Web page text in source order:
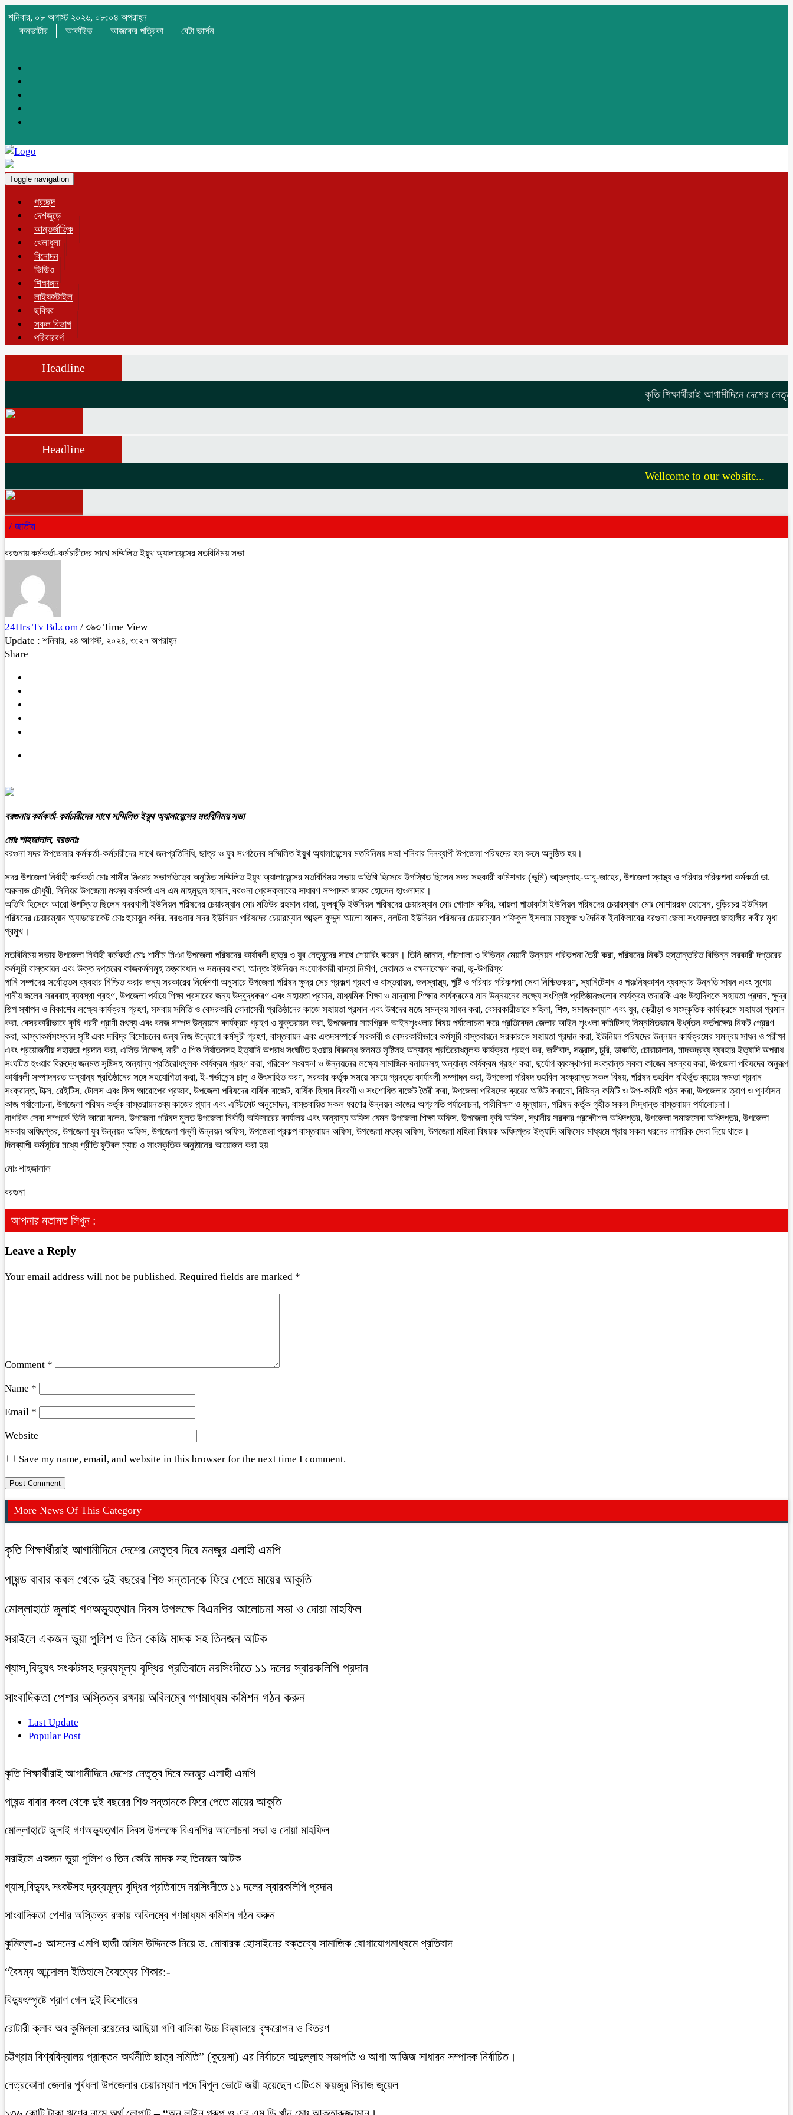
শনিবার, ০৮ অগাস্ট ২০২৬, ০৮:০৪ অপরাহ্ন
কনভার্টার
আর্কাইভ আজকের পত্রিকা বেটা ভার্সন
Toggle navigation
প্রচ্ছদ
দেশজুড়ে
আন্তর্জাতিক
খেলাধুলা
বিনোদন
ভিডিও
শিক্ষাঙ্গন
লাইফস্টাইল
ছবিঘর
সকল বিভাগ
পরিবারবর্গ
Headline
কৃতি শিক্ষার্থীরাই আগামীদিনে দেশের নেতৃত্ব
Headline
Wellcome to our website...
/ জাতীয়
বরগুনায় কর্মকর্তা-কর্মচারীদের সাথে সম্মিলিত ইয়ুথ অ্যালায়েন্সের মতবিনিময় সভা
24Hrs Tv Bd.com / ৩৯৩ Time View
Update : শনিবার, ২৪ আগস্ট, ২০২৪, ৩:২৭ অপরাহ্ন
Share
বরগুনায় কর্মকর্তা-কর্মচারীদের সাথে সম্মিলিত ইয়ুথ অ্যালায়েন্সের মতবিনিময় সভা
মোঃ শাহজালাল, বরগুনাঃ
বরগুনা সদর উপজেলার কর্মকর্তা-কর্মচারীদের সাথে জনপ্রতিনিধি, ছাত্র ও যুব সংগঠনের সম্মিলিত ইয়ুথ অ্যালায়েন্সের মতবিনিময় সভা শনিবার দিনব্যাপী উপজেলা পরিষদের হল রুমে অনুষ্ঠিত হয়।
সদর উপজেলা নির্বাহী কর্মকর্তা মোঃ শামীম মিঞার সভাপতিত্বে অনুষ্ঠিত সম্মিলিত ইয়ুথ অ্যালায়েন্সের মতবিনিময় সভায় অতিথি হিসেবে উপস্থিত ছিলেন সদর সহকারী কমিশনার (ভূমি) আব্দুল্লাহ-আবু-জাহের, উপজেলা স্বাস্থ্য ও পরিবার পরিকল্পনা কর্মকর্তা ডা.
অরুনাভ চৌধুরী, সিনিয়র উপজেলা মৎস্য কর্মকর্তা এস এম মাহমুদুল হাসান, বরগুনা প্রেসক্লাবের সাধারণ সম্পাদক জাফর হোসেন হাওলাদার।
অতিথি হিসেবে আরো উপস্থিত ছিলেন বদরখালী ইউনিয়ন পরিষদের চেয়ারম্যান মোঃ মতিউর রহমান রাজা, ফুলঝুড়ি ইউনিয়ন পরিষদের চেয়ারম্যান মোঃ গোলাম কবির, আয়লা পাতাকাটা ইউনিয়ন পরিষদের চেয়ারম্যান মোঃ মোশাররফ হোসেন, বুড়িরচর ইউনিয়ন
পরিষদের চেয়ারম্যান অ্যাডভোকেট মোঃ হুমায়ুন কবির, বরগুনার সদর ইউনিয়ন পরিষদের চেয়ারম্যান আব্দুল কুদ্দুস আলো আকন, নলটনা ইউনিয়ন পরিষদের চেয়ারম্যান শফিকুল ইসলাম মাহফুজ ও দৈনিক ইনকিলাবের বরগুনা জেলা সংবাদদাতা জাহাঙ্গীর কবীর মৃধা
প্রমুখ।
মতবিনিময় সভায় উপজেলা নির্বাহী কর্মকর্তা মোঃ শামীম মিঞা উপজেলা পরিষদের কার্যাবলী ছাত্র ও যুব নেতৃবৃন্দের সাথে শেয়ারিং করেন। তিনি জানান, পাঁচশালা ও বিভিন্ন মেয়াদী উন্নয়ন পরিকল্পনা তৈরী করা, পরিষদের নিকট হস্তান্তরিত বিভিন্ন সরকারী দপ্তরের
কর্মসূচী বাস্তবায়ন এবং উক্ত দপ্তরের কাজকর্মসমূহ তত্ত্বাবধান ও সমন্বয় করা, আন্তঃ ইউনিয়ন সংযোগকারী রাস্তা নির্মাণ, মেরামত ও রক্ষনাবেক্ষণ করা, ভূ-উপরিস্থ
পানি সম্পদের সর্বোত্তম ব্যবহার নিশ্চিত করার জন্য সরকারের নির্দেশণা অনুসারে উপজেলা পরিষদ ক্ষুদ্র সেচ প্রকল্প গ্রহণ ও বাস্তরায়ন, জনস্বাস্থ্য, পুষ্টি ও পরিবার পরিকল্পনা সেবা নিশ্চিতকরণ, স্যানিটেশন ও পয়ঃনিষ্কাশন ব্যবস্থার উন্নতি সাধন এবং সুপেয়
পানীয় জলের সরবরাহ ব্যবস্থা গ্রহণ, উপজেলা পর্যায়ে শিক্ষা প্রসারের জন্য উদ্‌বুদ্ধকরণ এবং সহায়তা প্রমান, মাধ্যমিক শিক্ষা ও মাদ্রাসা শিক্ষার কার্যক্রমের মান উন্নয়নের লক্ষ্যে সংশ্লিষ্ট প্রতিষ্ঠানগুলোর কার্যক্রম তদারকি এবং উহাদিগকে সহায়তা প্রদান, ক্ষুদ্র
শিল্প স্থাপন ও বিকাশের লক্ষ্যে কার্যক্রম গ্রহণ, সমবায় সমিতি ও বেসরকারি বোনাসেরী প্রতিষ্ঠানের কাজে সহায়তা প্রমান এবং উথদের মজে সমন্বয় সাধন করা, বেসরকারীভাবে মহিলা, শিশু, সমাজকল্যাণ এবং যুব, ক্রেীড়া ও সংস্কৃতিক কার্যক্রমে সহাযতা প্রমান
করা, বেসরকারীভাবে কৃষি গরদী প্রাণী মৎস্য এবং বনজ সম্পদ উন্নয়নে কার্যক্রম গ্রহণ ও যুক্তরায়ন করা, উপজেলার সামগ্রিক আইনশৃংখলার বিষয় পর্যালোচনা করে প্রতিবেদন জেলার আইন শৃংখলা কমিটিসহ নিম্নমিতভাবে উর্ধ্বতন কর্তপক্ষের নিকট প্রেরণ
করা, আস্থাকর্মসংস্থান সৃষ্টি এবং দারিদ্র বিমোচনের জন্য নিজ উদ্যোগে কর্মসূচী গ্রহণ, বাস্তবায়ন এবং এতদসম্পর্কে সরকারী ও বেসরকারীভাবে কর্মসূচী বাস্তবায়নে সরকারকে সহায়তা প্রদান করা, ইউনিয়ন পরিষদের উন্নয়ন কার্যক্রমের সমন্বয় সাধন ও পরীক্ষা
এবং প্রয়োজনীয় সহায়তা প্রদান করা, এসিড নিক্ষেপ, নারী ও শিশু নির্যাতনসহ ইত্যাদি অপরাধ সংঘটিত হওয়ার বিরুদ্ধে জনমত সৃষ্টিসহ অন্যান্য প্রতিরোধমূলক কার্যক্রম গ্রহণ কর, জঙ্গীবাদ, সন্ত্রাস, চুরি, ডাকাতি, চোরাচালান, মাদকদ্রব্য ব্যবহার ইত্যাদি অপরাধ
সংঘটিত হওয়ার বিরুদ্ধে জনমত সৃষ্টিসহ অন্যান্য প্রতিরোধমূলক কার্যক্রম গ্রহণ করা, পরিবেশ সংরক্ষণ ও উন্নয়নের লক্ষ্যে সামাজিক বনায়নসহ অন্যান্য কার্যক্রম গ্রহণ করা, দুর্যোগ ব্যবস্থাপনা সংক্রান্ত সকল কাজের সমন্বয় করা, উপজেলা পরিষদের অনুরূপ
কার্যাবলী সম্পাদনরত অন্যান্য প্রতিষ্ঠানের সঙ্গে সহযোগিতা করা, ই-গর্ভানেন্স চালু ও উৎসাহিত করণ, সরকার কর্তৃক সময়ে সময়ে প্রদত্ত কার্যাবলী সম্পাদন করা, উপজেলা পরিষদ তহবিল সংক্রান্ত সকল বিষয়, পরিষদ তহবিল বহির্ভুত ব্যয়ের ক্ষমতা প্রদান
সংক্রান্ত, টাক্স, রেইটিস, টোলস এবং ফিস আরোপের প্রভাব, উপজেলা পরিষদের বার্ষিক বাজেট, বার্ষিক হিসাব বিবরণী ও সংশোধিত বাজেট তৈরী করা, উপজেলা পরিষদের ব্যয়ের অডিট করানো, বিভিন্ন কমিটি ও উপ-কমিটি গঠন করা, উপজেলার ত্রাণ ও পুণর্বাসন
কাজ পর্যালোচনা, উপজেলা পরিষদ কর্তৃক বাস্তরায়নতব্য কাজের প্ল্যান এবং এস্টিমেট অনুমোদন, বাস্তবায়িত সকল ধরণের উন্নয়ন কাজের অগ্রগতি পর্যালোচনা, পারীবিক্ষণ ও মূল্যায়ন, পরিষদ কর্তৃক গৃহীত সকল সিদ্ধান্ত বাস্তবায়ন পর্যালোচনা।
নাগরিক সেবা সম্পর্কে তিনি আরো বলেন, উপজেলা পরিষদ মুলত উপজেলা নির্বাহী অফিসারের কার্যালয় এবং অন্যান্য অফিস যেমন উপজেলা শিক্ষা অফিস, উপজেলা কৃষি অফিস, স্থানীয় সরকার প্রকৌশল অধিদপ্তর, উপজেলা সমাজসেবা অধিদপ্তর, উপজেলা
সমবায় অধিদপ্তর, উপজেলা যুব উন্নয়ন অফিস, উপজেলা পল্লী উন্নয়ন অফিস, উপজেলা প্রকল্প বাস্তবায়ন অফিস, উপজেলা মৎস্য অফিস, উপজেলা মহিলা বিষয়ক অধিদপ্তর ইত্যাদি অফিসের মাধ্যমে প্রায় সকল ধরনের নাগরিক সেবা দিয়ে থাকে।
দিনব্যাপী কর্মসূচির মধ্যে প্রীতি ফুটবল ম্যাচ ও সাংস্কৃতিক অনুষ্ঠানের আয়োজন করা হয়
মোঃ শাহজালাল
বরগুনা
আপনার মতামত লিখুন :
Leave a Reply
Your email address will not be published. Required fields are marked *
Comment *
Name *
Email *
Website
Save my name, email, and website in this browser for the next time I comment.
More News Of This Category
কৃতি শিক্ষার্থীরাই আগামীদিনে দেশের নেতৃত্ব দিবে মনজুর এলাহী এমপি
পাষন্ড বাবার কবল থেকে দুই বছরের শিশু সন্তানকে ফিরে পেতে মায়ের আকুতি
মোল্লাহাটে জুলাই গণঅভ্যুত্থান দিবস উপলক্ষে বিএনপির আলোচনা সভা ও দোয়া মাহফিল
সরাইলে একজন ভুয়া পুলিশ ও তিন কেজি মাদক সহ তিনজন আটক
গ্যাস,বিদ্যুৎ সংকটসহ দ্রব্যমূল্য বৃদ্ধির প্রতিবাদে নরসিংদীতে ১১ দলের স্বারকলিপি প্রদান
সাংবাদিকতা পেশার অস্তিত্ব রক্ষায় অবিলম্বে গণমাধ্যম কমিশন গঠন করুন
Last Update
Popular Post
কৃতি শিক্ষার্থীরাই আগামীদিনে দেশের নেতৃত্ব দিবে মনজুর এলাহী এমপি
পাষন্ড বাবার কবল থেকে দুই বছরের শিশু সন্তানকে ফিরে পেতে মায়ের আকুতি
মোল্লাহাটে জুলাই গণঅভ্যুত্থান দিবস উপলক্ষে বিএনপির আলোচনা সভা ও দোয়া মাহফিল
সরাইলে একজন ভুয়া পুলিশ ও তিন কেজি মাদক সহ তিনজন আটক
গ্যাস,বিদ্যুৎ সংকটসহ দ্রব্যমূল্য বৃদ্ধির প্রতিবাদে নরসিংদীতে ১১ দলের স্বারকলিপি প্রদান
সাংবাদিকতা পেশার অস্তিত্ব রক্ষায় অবিলম্বে গণমাধ্যম কমিশন গঠন করুন
কুমিল্লা-৫ আসনের এমপি হাজী জসিম উদ্দিনকে নিয়ে ড. মোবারক হোসাইনের বক্তব্যে সামাজিক যোগাযোগমাধ্যমে প্রতিবাদ
“বৈষম্য আন্দোলন ইতিহাসে বৈষম্যের শিকার:-
বিদ্যুৎস্পৃষ্টে প্রাণ গেল দুই কিশোরের
রোটারী ক্লাব অব কুমিল্লা রয়েলের আছিয়া গণি বালিকা উচ্চ বিদ্যালয়ে বৃক্ষরোপন ও বিতরণ
চট্টগ্রাম বিশ্ববিদ্যালয় প্রাক্তন অর্থনীতি ছাত্র সমিতি” (কুয়েসা) এর নির্বাচনে আব্দুল্লাহ সভাপতি ও আগা আজিজ সাধারন সম্পাদক নির্বাচিত।
নেত্রকোনা জেলার পূর্বধলা উপজেলার চেয়ারম্যান পদে বিপুল ভোটে জয়ী হয়েছেন এটিএম ফয়জুর সিরাজ জুয়েল